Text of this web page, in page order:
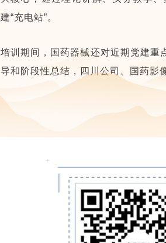
建“充电站”。
培训期间，国药器械还对近期党建重
导和阶段性总结，四川公司、国药影